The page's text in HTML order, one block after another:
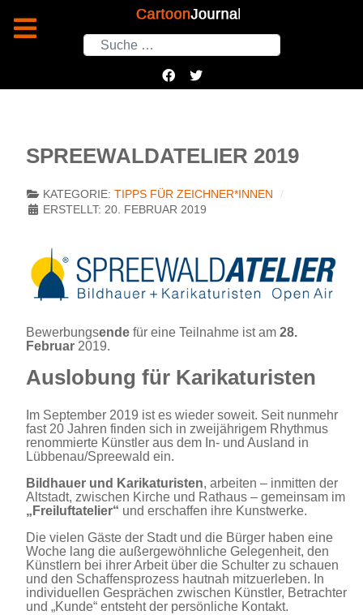
Suchen
SPREEWALDATELIER 2019
KATEGORIE: TIPPS FÜR ZEICHNER*INNEN
ERSTELLT: 20. FEBRUAR 2019
Bewerbungsende für eine Teilnahme ist am 28.
Februar 2019.
Auslobung für Karikaturisten
Im September 2019 ist es wieder soweit. Seit nunmehr
fast 20 Jahren finden sich in zweijährigem Rhythmus
renommierte Künstler aus dem In- und Ausland in
Lübbenau/Spreewald ein.
Bildhauer und Karikaturisten, arbeiten – inmitten der
Altstadt, zwischen Kirche und Rathaus – gemeinsam im
„Freiluftatelier“ und erschaffen ihre Kunstwerke.
Die vielen Gäste der Stadt und die Bürger haben eine
Woche lang die außergewöhnliche Gelegenheit, den
Künstlern bei ihrer Arbeit über die Schulter zu schauen
und den Schaffensprozess hautnah mitzuerleben. In
individuellen Gesprächen zwischen Künstler, Betrachter
und „Kunde“ entsteht der persönliche Kontakt.